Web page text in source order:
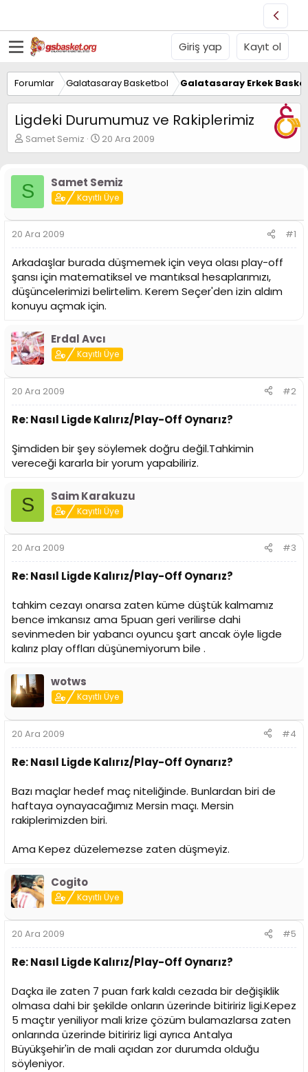
Giriş yap Kayıt ol
Forumlar Galatasaray Basketbol Galatasaray Erkek
Ligdeki Durumumuz ve Rakiplerimiz
K
o
u
y
u
B
a
ş
l
a
t
a
n
Samet Semiz
B
a
a
n
ı
t
a
r
i
h
i
20 Ara 2009
S Samet Semiz
Kayıtlı Üye
20 Ara 2009 #1
Arkadaşlar burada düşmemek için veya olası play-off
şansı için matematiksel ve mantıksal hesaplarımızı,
düşüncelerimizi belirtelim. Kerem Seçer'den izin aldım
konuyu açmak için.
Erdal Avcı
Kayıtlı Üye
20 Ara 2009 #2
Re: Nasıl Ligde Kalırız/Play-Off Oynarız?
Şimdiden bir şey söylemek doğru değil.Tahkimin
vereceği kararla bir yorum yapabiliriz.
S Saim Karakuzu
Kayıtlı Üye
20 Ara 2009 #3
Re: Nasıl Ligde Kalırız/Play-Off Oynarız?
tahkim cezayı onarsa zaten küme düştük kalmamız
bence imkansız ama 5puan geri verilirse dahi
sevinmeden bir yabancı oyuncu şart ancak öyle ligde
kalırız play offları düşünemiyorum bile .
wotws
Kayıtlı Üye
20 Ara 2009 #4
Re: Nasıl Ligde Kalırız/Play-Off Oynarız?
Bazı maçlar hedef maç niteliğinde. Bunlardan biri de
haftaya oynayacağımız Mersin maçı. Mersin
rakiplerimizden biri.
Ama Kepez düzelemezse zaten düşmeyiz.
Cogito
Kayıtlı Üye
20 Ara 2009 #5
Re: Nasıl Ligde Kalırız/Play-Off Oynarız?
Daçka ile zaten 7 puan fark kaldı cezada bir değişiklik
olmasa dahi bir şekilde onların üzerinde bitiririz ligi.Kepez
5 maçtır yeniliyor mali krize çözüm bulamazlarsa zaten
onlarında üzerinde bitiririz ligi ayrıca Antalya
Büyükşehir'in de mali açıdan zor durumda olduğu
söyleniyor.